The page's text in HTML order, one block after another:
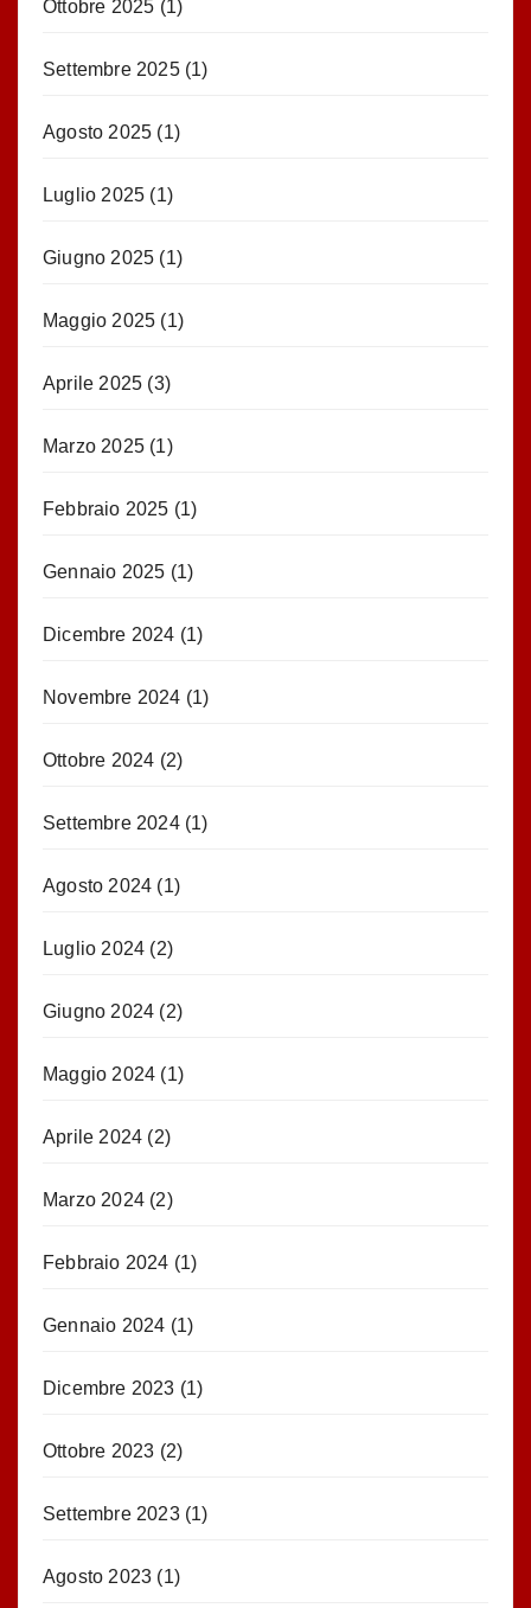
Ottobre 2025 (1)
Settembre 2025(1)
Agosto 2025 (1)
Luglio 2025 (1)
Giugno 2025 (1)
Maggio 2025 (1)
Aprile 2025 (3)
Marzo 2025 (1)
Febbraio 2025 (1)
Gennaio 2025 (1)
Dicembre 2024 (1)
Novembre 2024 (1)
Ottobre 2024 (2)
Settembre 2024(1)
Agosto 2024 (1)
Luglio 2024 (2)
Giugno 2024 (2)
Maggio 2024 (1)
Aprile 2024 (2)
Marzo 2024 (2)
Febbraio 2024 (1)
Gennaio 2024 (1)
Dicembre 2023 (1)
Ottobre 2023 (2)
Settembre 2023(1)
Agosto 2023 (1)